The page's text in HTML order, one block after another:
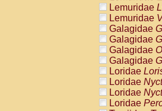
Atelidae
Atelidae
Atelidae
Atelidae
Atelidae
Atelidae
Atelidae
Atelidae
Atelidae
Pitheciidae
Lemuridae
Lemuridae
Galagidae
Galagidae
Galagidae
Galagidae
Loridae
Loridae
Loridae
Loridae